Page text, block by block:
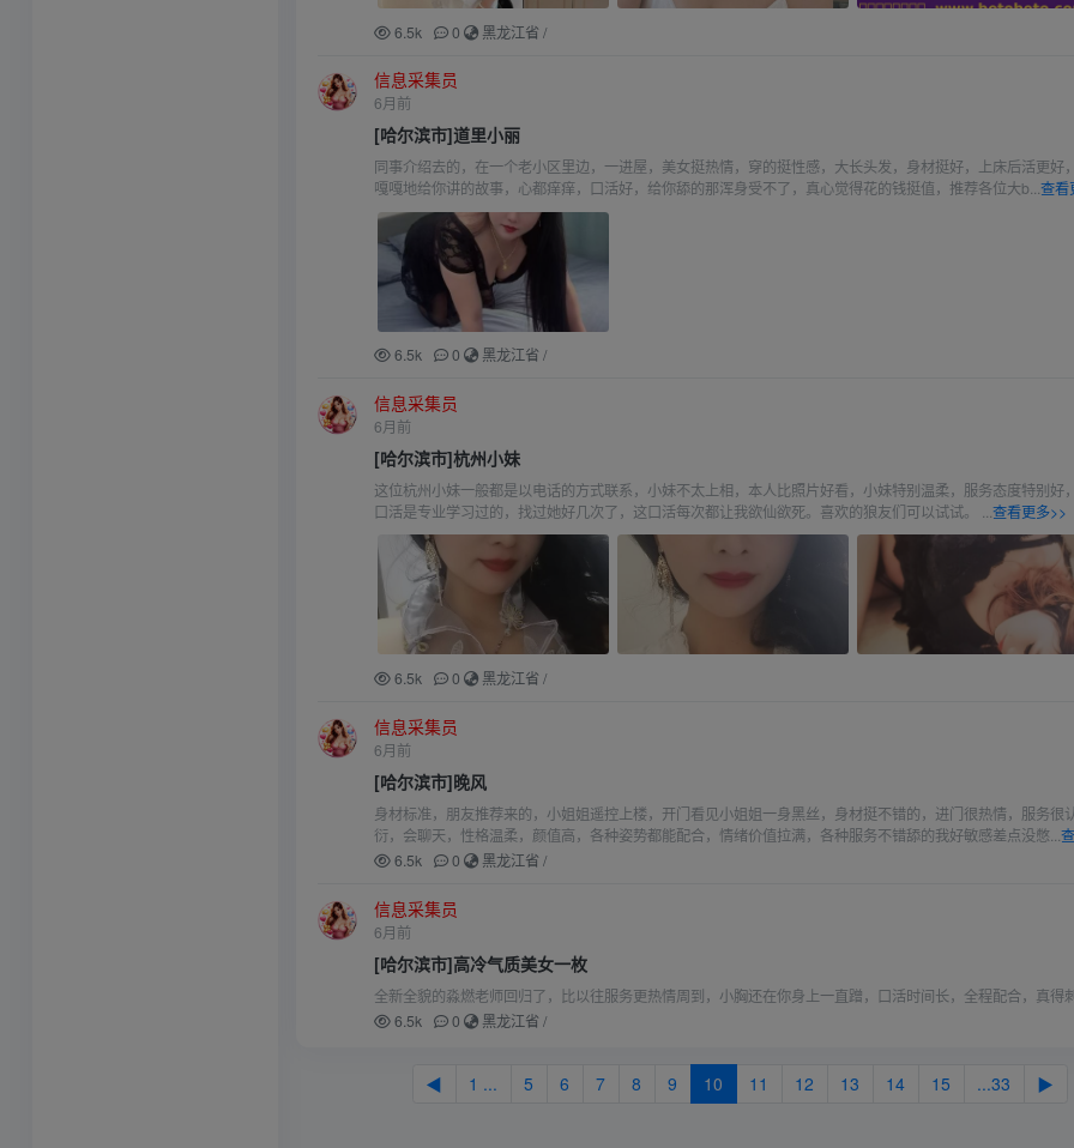
6.5k 0 黑龙江省/
信息采集员
6月前
[哈尔滨市]道里小丽
同事介绍去的，在一个老小区里边，一进屋，美女挺热情，穿的挺性感，大长头发，身材挺好，上床后活更好
嘎嘎地给你讲的故事，心都痒痒，口活好，给你舔的那浑身受不了，真心觉得花的钱挺值，推荐各位大b...查看
6.5k 0 黑龙江省/
信息采集员
6月前
[哈尔滨市]杭州小妹
这位杭州小妹一般都是以电话的方式联系，小妹不太上相，本人比照片好看，小妹特别温柔，服务态度特别好
口活是专业学习过的，找过她好几次了，这口活每次都让我欲仙欲死。喜欢的狼友们可以试试。 ...查看更多>>
6.5k 0 黑龙江省/
信息采集员
6月前
[哈尔滨市]晚风
身材标准，朋友推荐来的，小姐姐遥控上楼，开门看见小姐姐一身黑丝，身材挺不错的，进门很热情，服务很
衍，会聊天，性格温柔，颜值高，各种姿势都能配合，情绪价值拉满，各种服务不错舔的我好敏感差点没憋...
6.5k
0 黑龙江省/
信息采集员
6月前
[哈尔滨市]高冷气质美女一枚
全新全貌的淼燃老师回归了，比以往服务更热情周到，小胸还在你身上一直蹭，口活时间长，全程配合，真得刺
6.5k
0 黑龙江省/
◀ 1 ... 5 6 7 8 9 10 11 12 13 14 15 ...33 ▶